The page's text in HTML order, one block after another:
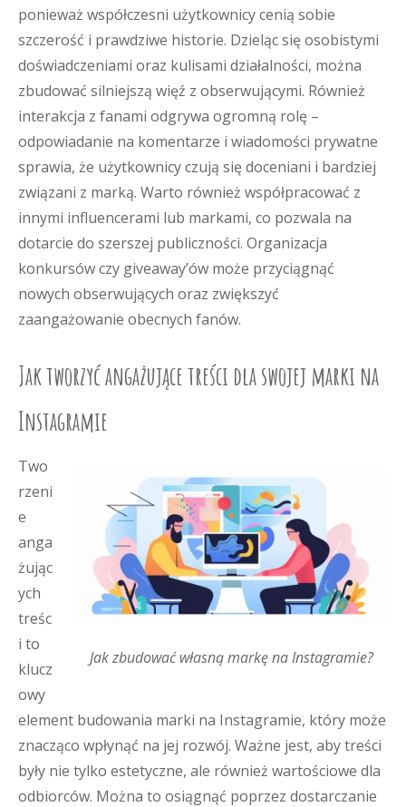
ponieważ współczesni użytkownicy cenią sobie
szczerość i prawdziwe historie. Dzieląc się osobistymi
doświadczeniami oraz kulisami działalności, można
zbudować silniejszą więź z obserwującymi. Również
interakcja z fanami odgrywa ogromną rolę –
odpowiadanie na komentarze i wiadomości prywatne
sprawia, że użytkownicy czują się doceniani i bardziej
związani z marką. Warto również współpracować z
innymi influencerami lub markami, co pozwala na
dotarcie do szerszej publiczności. Organizacja
konkursów czy giveaway’ów może przyciągnąć
nowych obserwujących oraz zwiększyć
zaangażowanie obecnych fanów.
Jak tworzyć angażujące treści dla swojej marki na
Instagramie
Jak zbudować własną markę na Instagramie?
Two
rzeni
e
anga
żując
ych
treśc
i to
klucz
owy
element budowania marki na Instagramie, który może
znacząco wpłynąć na jej rozwój. Ważne jest, aby treści
były nie tylko estetyczne, ale również wartościowe dla
odbiorców. Można to osiągnąć poprzez dostarczanie